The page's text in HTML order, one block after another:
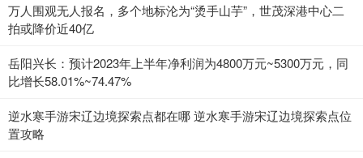
万人围观无人报名，多个地标沦为“烫手山芋”，世茂深港中心二
拍或降价近40亿
岳阳兴长：预计2023年上半年净利润为4800万元~5300万元，同
比增长58.01%~74.47%
逆水寒手游宋辽边境探索点都在哪 逆水寒手游宋辽边境探索点位
置攻略